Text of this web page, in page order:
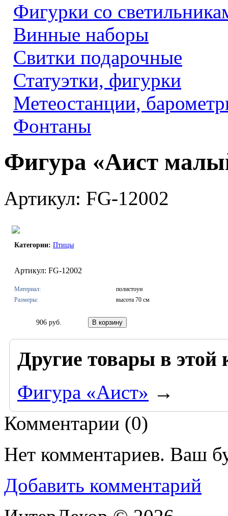
Фигурки со
Винные наборы
Свитки подарочные
Статуэтки, фигурки
Метеостанции,
Фонтаны
Фигура «Аист
Артикул: FG-12002
Категории: Птицы
Артикул: FG-12002
Материал:
полистоун
Размеры:
высота 70 см
906 руб.
Другие товары в этой
Фигура «Аист» →
Комментарии (0)
Нет комментариев. Ваш
Добавить комментарий